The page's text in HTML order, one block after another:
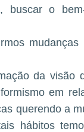
buscar o
da visão
em
querendo a
hábitos